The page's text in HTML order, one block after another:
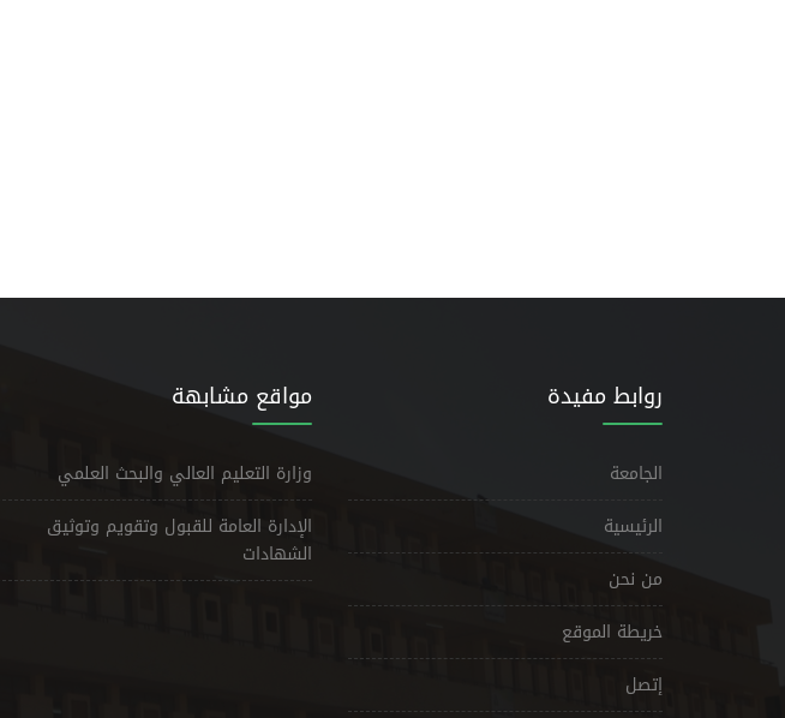
روابط مفيدة
الجامعة
الرئيسية
من نحن
خريطة الموقع
إتصل
مواقع مشابهة
وزارة التعليم العالي والبحث العلمي
الإدارة العامة للقبول وتقويم وتوثيق
الشهادات